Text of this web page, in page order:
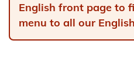
English front page to
menu to all our